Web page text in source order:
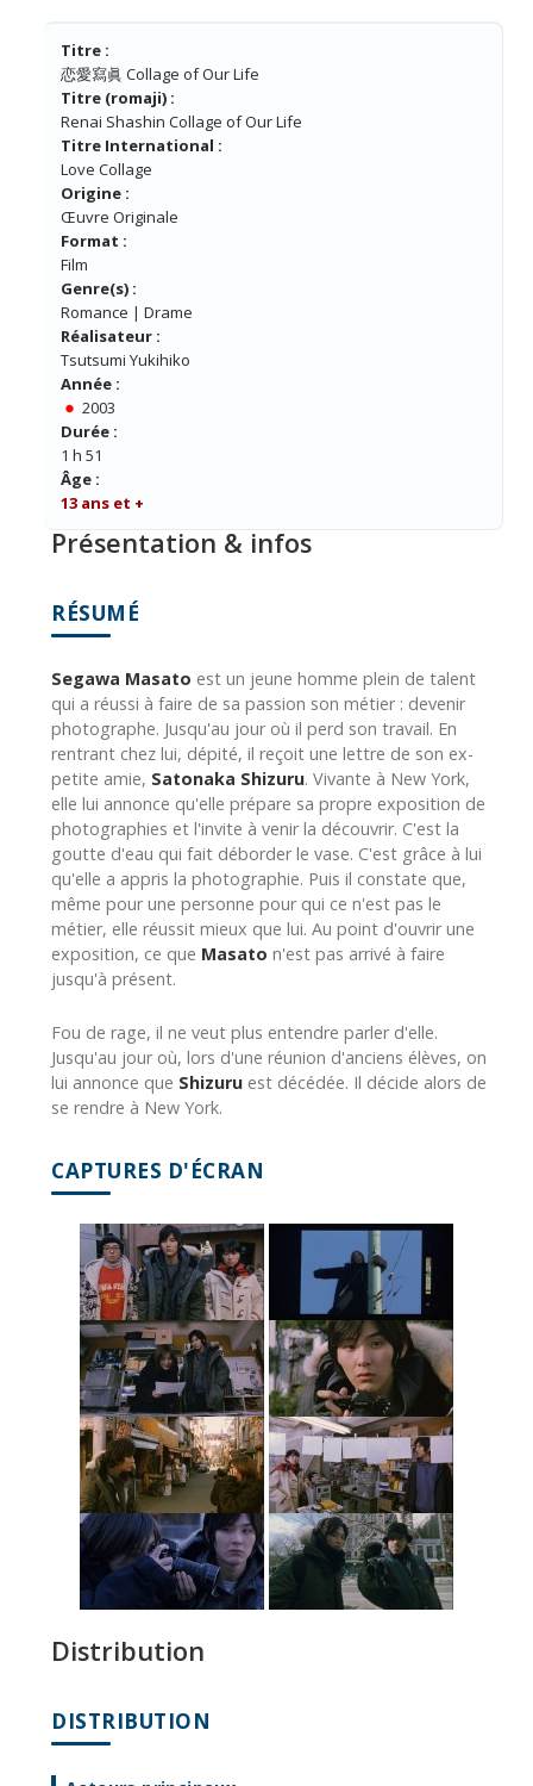
Titre :
恋愛寫眞 Collage of Our Life
Titre (romaji) :
Renai Shashin Collage of Our Life
Titre International :
Love Collage
Origine :
Œuvre Originale
Format :
Film
Genre(s) :
Romance | Drame
Réalisateur :
Tsutsumi Yukihiko
Année :
2003
Durée :
1 h 51
Âge :
13 ans et +
Présentation & infos
RÉSUMÉ
Segawa Masato est un jeune homme plein de talent
qui a réussi à faire de sa passion son métier : devenir
photographe. Jusqu'au jour où il perd son travail. En
rentrant chez lui, dépité, il reçoit une lettre de son ex-
petite amie, Satonaka Shizuru. Vivante à New York,
elle lui annonce qu'elle prépare sa propre exposition de
photographies et l'invite à venir la découvrir. C'est la
goutte d'eau qui fait déborder le vase. C'est grâce à lui
qu'elle a appris la photographie. Puis il constate que,
même pour une personne pour qui ce n'est pas le
métier, elle réussit mieux que lui. Au point d'ouvrir une
exposition, ce que Masato n'est pas arrivé à faire
jusqu'à présent.
Fou de rage, il ne veut plus entendre parler d'elle.
Jusqu'au jour où, lors d'une réunion d'anciens élèves, on
lui annonce que Shizuru est décédée. Il décide alors de
se rendre à New York.
CAPTURES D'ÉCRAN
Distribution
DISTRIBUTION